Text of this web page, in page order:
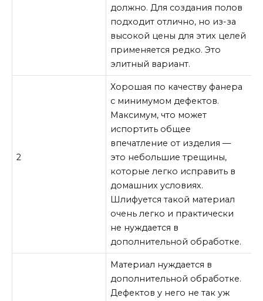
должно. Для создания полов
подходит отлично, но из-за
высокой цены для этих целей
применяется редко. Это
элитный вариант.
2
Хорошая по качеству фанера
с минимумом дефектов.
Максимум, что может
испортить общее
впечатление от изделия —
это небольшие трещины,
которые легко исправить в
домашних условиях.
Шлифуется такой материал
очень легко и практически
не нуждается в
дополнительной обработке.
Материал нуждается в
дополнительной обработке.
Дефектов у него не так уж